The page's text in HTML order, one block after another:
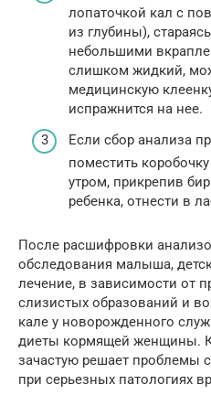
лопаточкой кал с
из глубины),
небольшими
слишком жидкий,
медицинскую
испражнится на нее.
Если сбор анализа
поместить
утром, прикрепив
ребенка, отнести в
После расшифровки
обследования малыша,
лечение, в зависимости от
слизистых образований и
кале у новорожденного
диеты кормящей женщины.
зачастую решает проблемы
при серьезных патологиях